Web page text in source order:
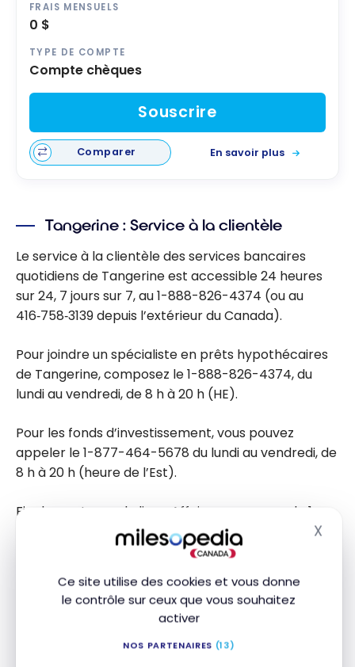
Ce site utilise des cookies et vous donne
le contrôle sur ceux que vous souhaitez
activer
NOS PARTENAIRES (13)
X
FRAIS MENSUELS
0 $
TYPE DE COMPTE
Compte chèques
Souscrire
Comparer En savoir plus
Tangerine : Service à la clientèle
Le service à la clientèle des services bancaires
quotidiens de Tangerine est accessible 24 heures
sur 24, 7 jours sur 7, au 1-888-826-4374 (ou au
416‑758‑3139 depuis l’extérieur du Canada).
Pour joindre un spécialiste en prêts hypothécaires
de Tangerine, composez le 1-888-826-4374, du
lundi au vendredi, de 8 h à 20 h (HE).
Pour les fonds d’investissement, vous pouvez
appeler le 1-877-464-5678 du lundi au vendredi, de
8 h à 20 h (heure de l’Est).
Finalement, pour la ligne Affaires, composez le 1-
888-826-4374, du lundi au vendredi, de 8 h à 20 h
Banque EQ vs Tangerine : Tableau